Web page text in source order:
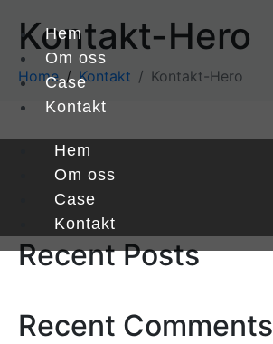
Hem
Om oss
Case
Kontakt
Hem
Om oss
Case
Kontakt
Kontakt-Hero
Home Kontakt Kontakt-Hero
Recent Posts
Recent Comments